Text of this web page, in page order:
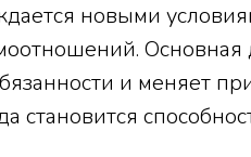
новыми
Основная
и меняет